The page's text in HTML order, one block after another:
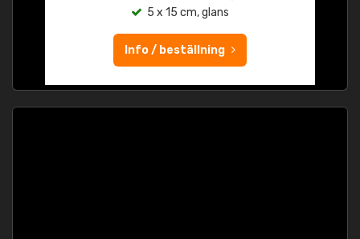
5 x 15 cm, glans
Info / beställning